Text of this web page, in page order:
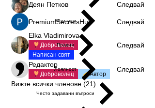
Деян Петков Следвай
PremiumSecretsHub
Следвай
Elka Vladimirova
Доброволец
Написан свят
Следвай
Редактор
Доброволец Автор
Следвай
Вижте всички членове (21)
Контакти
Правни
Лоялност
Често задавани въпроси